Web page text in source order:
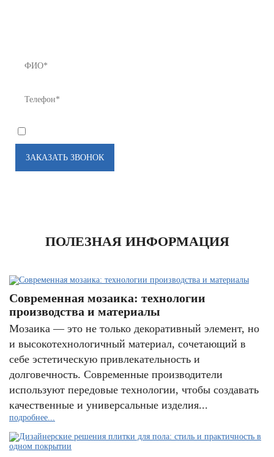
ПОЛЕЗНАЯ ИНФОРМАЦИЯ
Современная мозаика: технологии
производства и материалы
Мозаика — это не только декоративный элемент, но
и высокотехнологичный материал, сочетающий в
себе эстетическую привлекательность и
долговечность. Современные производители
используют передовые технологии, чтобы создавать
качественные и универсальные изделия...
подробнее...